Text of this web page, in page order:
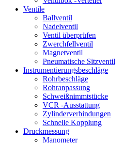
Ventile
Ballventil
Nadelventil
Ventil überprüfen
Zwerchfellventil
Magnetventil
Pneumatische Sitzventil
Instrumentierungsbeschläge
Rohrbeschläge
Rohranpassung
Schweißnimmtstücke
VCR -Ausstattung
Zylinderverbindungen
Schnelle Kopplung
Druckmessung
Manometer